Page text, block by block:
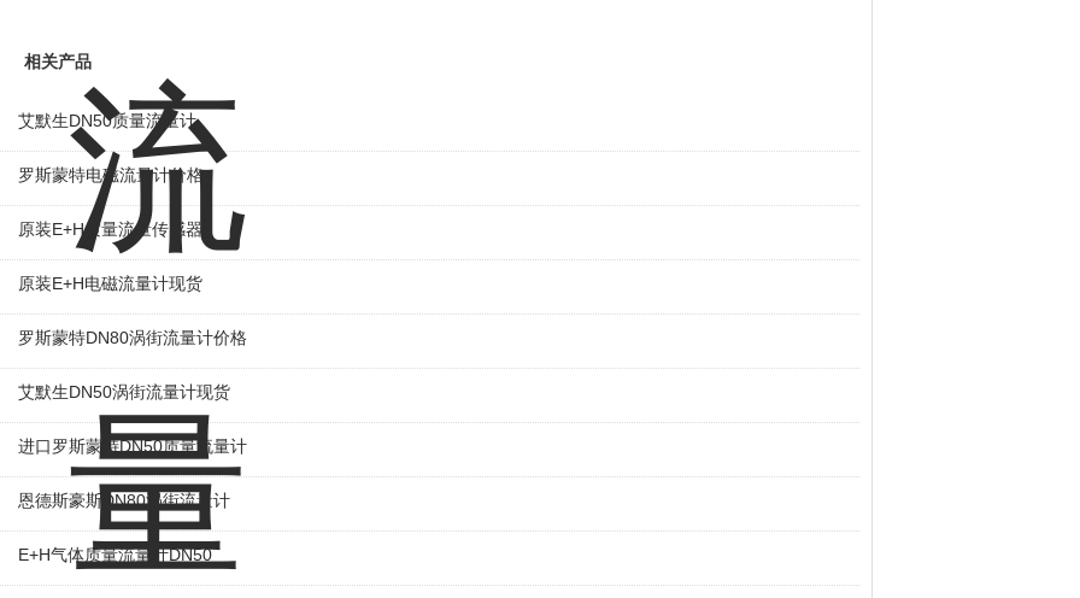
相关产品
艾默生DN50质量流量计
罗斯蒙特电磁流量计价格
原装E+H质量流量传感器
原装E+H电磁流量计现货
罗斯蒙特DN80涡街流量计价格
艾默生DN50涡街流量计现货
进口罗斯蒙特DN50质量流量计
恩德斯豪斯DN80涡街流量计
E+H气体质量流量计DN50